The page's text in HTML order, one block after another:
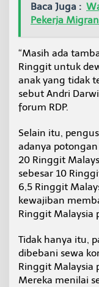
Baca Juga :
Pekerja
“Masih ada
Ringgit untuk
anak yang tidak
sebut Andri
forum RDP.
Selain itu,
adanya
20 Ringgit
sebesar 10
6,5 Ringgit
kewajiban
Ringgit Malaysia
Tidak hanya itu,
dibebani sewa
Ringgit Malaysia
Mereka menilai